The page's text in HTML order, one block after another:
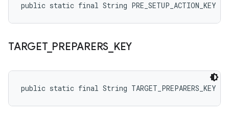
public static final String PRE_SETUP_ACTION_KEY
TARGET_ PREPARERS KEY
public static final String TARGET_PREPARERS_KEY